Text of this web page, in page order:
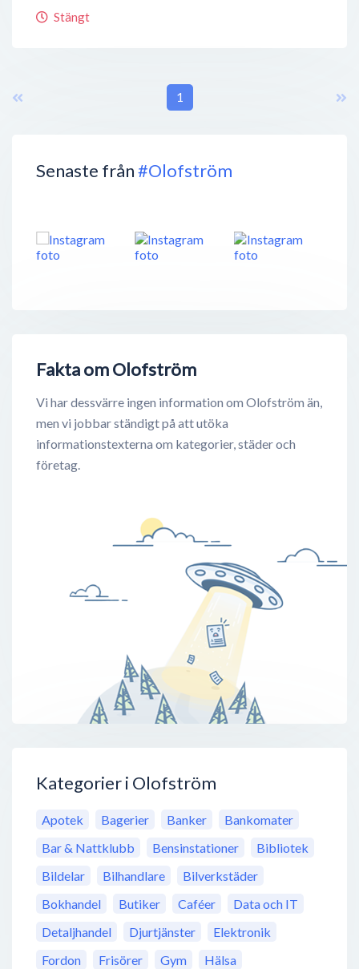
Senaste från#Olofström
Fakta om Olofström
Vi har dessvärre ingen information om Olofström än,
men vi jobbar ständigt på att utöka
informationstexterna om kategorier, städer och
företag.
Kategorier i Olofström
Apotek Bagerier Banker
Bankomater
Bar & Nattklubb
Bensinstationer
Bibliotek
Bildelar
Bilhandlare
Bilverkstäder
Bokhandel
Butiker Caféer
Data och IT
Detaljhandel
Djurtjänster
Elektronik
Fordon
Frisörer Gym
Hälsa
Stängt
1